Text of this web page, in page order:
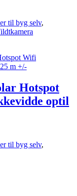
til byg selv,
Hotspot
optil
til byg selv,